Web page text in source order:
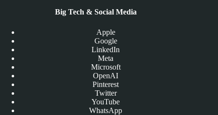
Big Tech & Social Media
Apple
Google
LinkedIn
Meta
Microsoft
OpenAI
Pinterest
Twitter
YouTube
WhatsApp